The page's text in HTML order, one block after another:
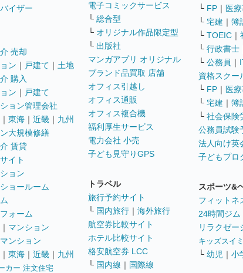
イザー
売却
ン ｜ 戸建て ｜ 土地
購入
ン ｜ 戸建て
ョン管理会社
｜ 東海 ｜ 近畿 ｜ 九州
大規模修繕
賃貸
イト
ョン
ョールーム
ォーム
｜ マンション
ンション
｜ 東海 ｜ 近畿 ｜ 九州
カー 注文住宅
電子コミックサービス
└ 総合型
└ オリジナル作品限定型
└ 出版社
マンガアプリ オリジナル
ブランド品買取 店舗
オフィス引越し
オフィス通販
オフィス複合機
福利厚生サービス
電力会社 小売
子ども見守りGPS
トラベル
旅行予約サイト
└ 国内旅行 ｜ 海外旅行
航空券比較サイト
ホテル比較サイト
格安航空券 LCC
└ 国内線 ｜ 国際線
└ FP ｜ 医
└ 宅建 ｜ 簿
└ TOEIC ｜
└ 行政書士
└ 公務員 ｜
資格スクー
└ FP ｜ 医
└ 宅建 ｜ 簿
└ 社会保険
公務員試験
法人向け英
子どもプロ
スポーツ&
フィットネ
24時間ジム
リラクゼー
キッズスイ
└ 幼児 ｜ 小